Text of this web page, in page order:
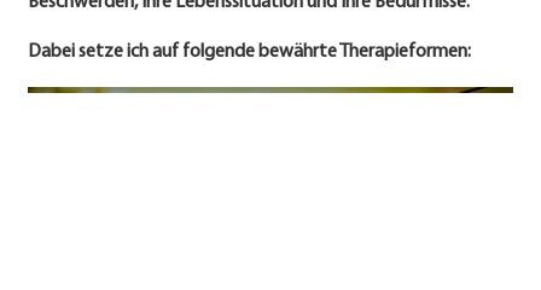
Dabei setze ich auf folgende bewährte Therapieformen: